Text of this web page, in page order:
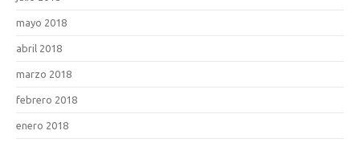
mayo 2018
abril 2018
marzo 2018
febrero 2018
enero 2018